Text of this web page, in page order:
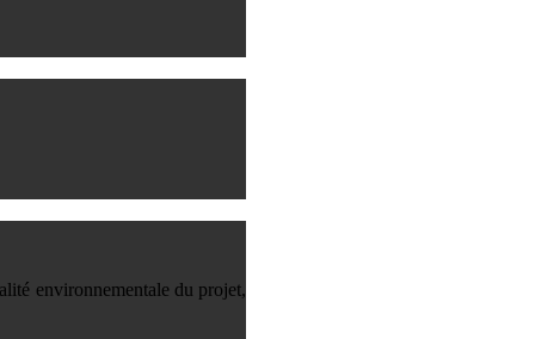
environnementale du projet,